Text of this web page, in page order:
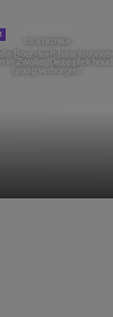
DE STAD VAN
Boer deelt haar favoriete
in Zwolle: 'Deze plek houd
graag verborgen'